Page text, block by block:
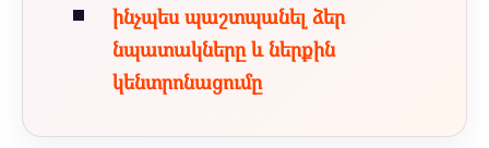
ինչպես պաշտպանել ձեր
նպատակները և ներքին
կենտրոնացումը